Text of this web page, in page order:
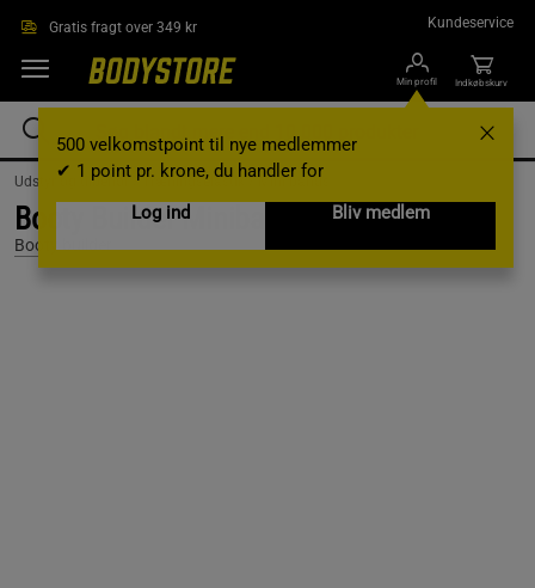
Gratis fragt over 349 kr Kundeservice
Min profil
500 velkomstpoint til nye medlemmer
✔ 1 point pr. krone, du handler for
Log ind
Bliv medlem
Indkøbskurv
Udstyr og tilbehør /Træningselastik /Mini bands
Booty Builder Minibands Sort 3-Pack
Booty builder